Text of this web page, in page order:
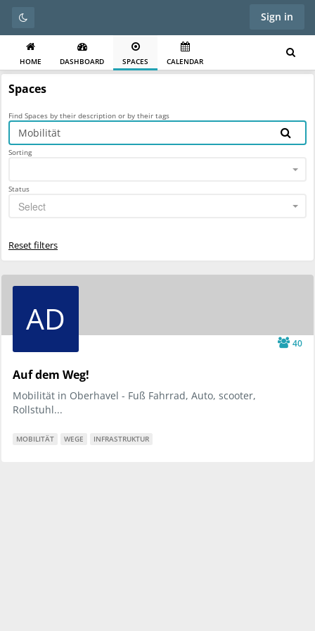
Sign in
HOME DASHBOARD SPACES CALENDAR
Spaces
Find Spaces by their description or by their tags
Sorting
Status
Select
Reset filters
AD
40
Auf dem Weg!
Mobilität in Oberhavel - Fuß Fahrrad, Auto, scooter,
Rollstuhl...
MOBILITÄT WEGE INFRASTRUKTUR